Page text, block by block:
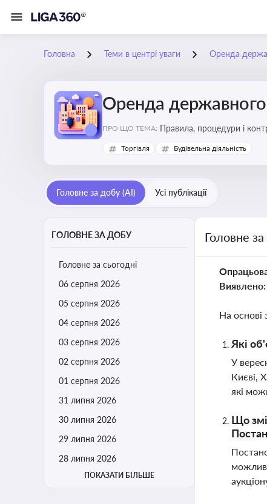
Головна Теми в центрі уваги Оренда
Оренда
ПРО ЩО ТЕМА: Правила, процедури і
Торгівля Будівельна діяльність
Головне за добу (AI) Усі публікації
ГОЛОВНЕ ЗА ДОБУ
Головне за сьогодні
06 серпня 2026
05 серпня 2026
04 серпня 2026
03 серпня 2026
02 серпня 2026
01 серпня 2026
31 липня 2026
30 липня 2026
29 липня 2026
28 липня 2026
ПОКАЗАТИ БІЛЬШЕ
Головне
Виявлено:
На основі
Які
У
Києві,
які
Що